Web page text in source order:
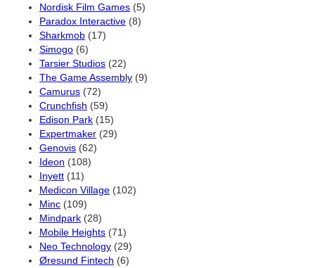
Nordisk Film Games (5)
Paradox Interactive (8)
Sharkmob (17)
Simogo (6)
Tarsier Studios (22)
The Game Assembly (9)
Camurus (72)
Crunchfish (59)
Edison Park (15)
Expertmaker (29)
Genovis (62)
Ideon (108)
Inyett (11)
Medicon Village (102)
Minc (109)
Mindpark (28)
Mobile Heights (71)
Neo Technology (29)
Øresund Fintech (6)